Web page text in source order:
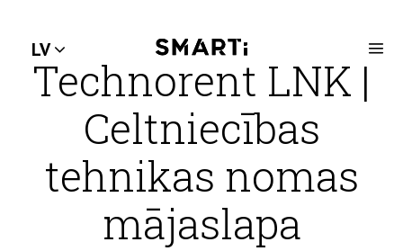
LV
Technorent LNK |
Celtniecības
tehnikas nomas
mājaslapa